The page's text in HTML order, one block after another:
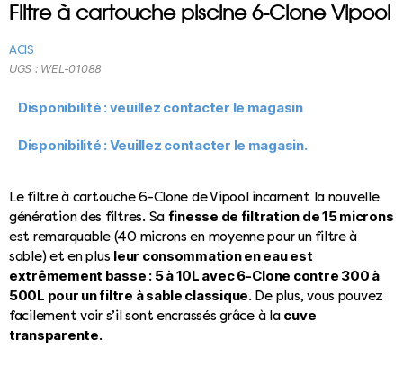
Filtre à cartouche piscine 6-Clone Vipool
ACIS
Disponibilité : veuillez contacter le magasin
Le filtre à cartouche 6-Clone de Vipool incarnent la nouvelle
génération des filtres. Sa finesse de filtration de 15 microns
est remarquable (40 microns en moyenne pour un filtre à
sable) et en plus leur consommation en eau est
extrêmement basse : 5 à 10L avec 6-Clone contre 300 à
500L pour un filtre à sable classique.De plus, vous pouvez
facilement voir s’il sont encrassés grâce à la cuve
transparente.
Disponibilité : Veuillez contacter le magasin.
UGS : WEL-01088